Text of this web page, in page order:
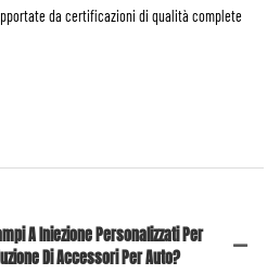
da certificazioni di qualità complete
A Iniezione Personalizzati Per
Di Accessori Per Auto?